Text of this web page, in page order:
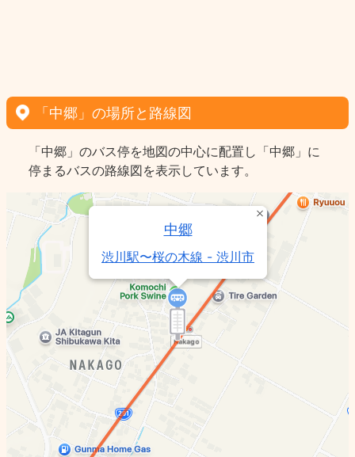
「中郷」の場所と路線図
「中郷」のバス停を地図の中心に配置し「中郷」に
停まるバスの路線図を表示しています。
中郷
渋川駅〜桜の木線 - 渋川市